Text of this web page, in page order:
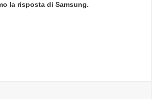
la risposta di Samsung.